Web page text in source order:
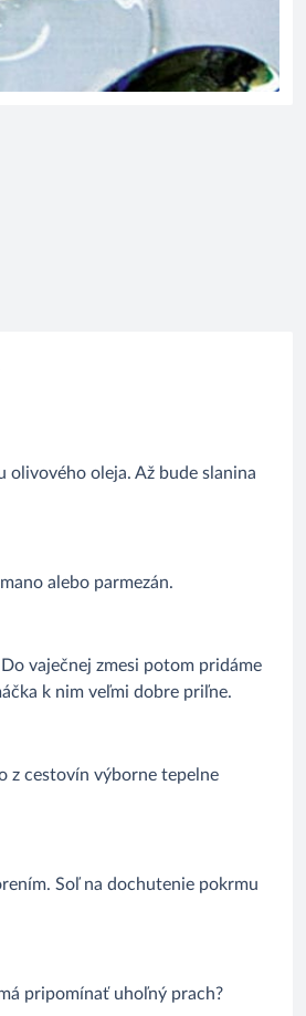
olivového oleja. Až bude slanina
alebo parmezán.
vaječnej zmesi potom pridáme
k nim veľmi dobre priľne.
z cestovín výborne tepelne
Soľ na dochutenie pokrmu
pripomínať uhoľný prach?